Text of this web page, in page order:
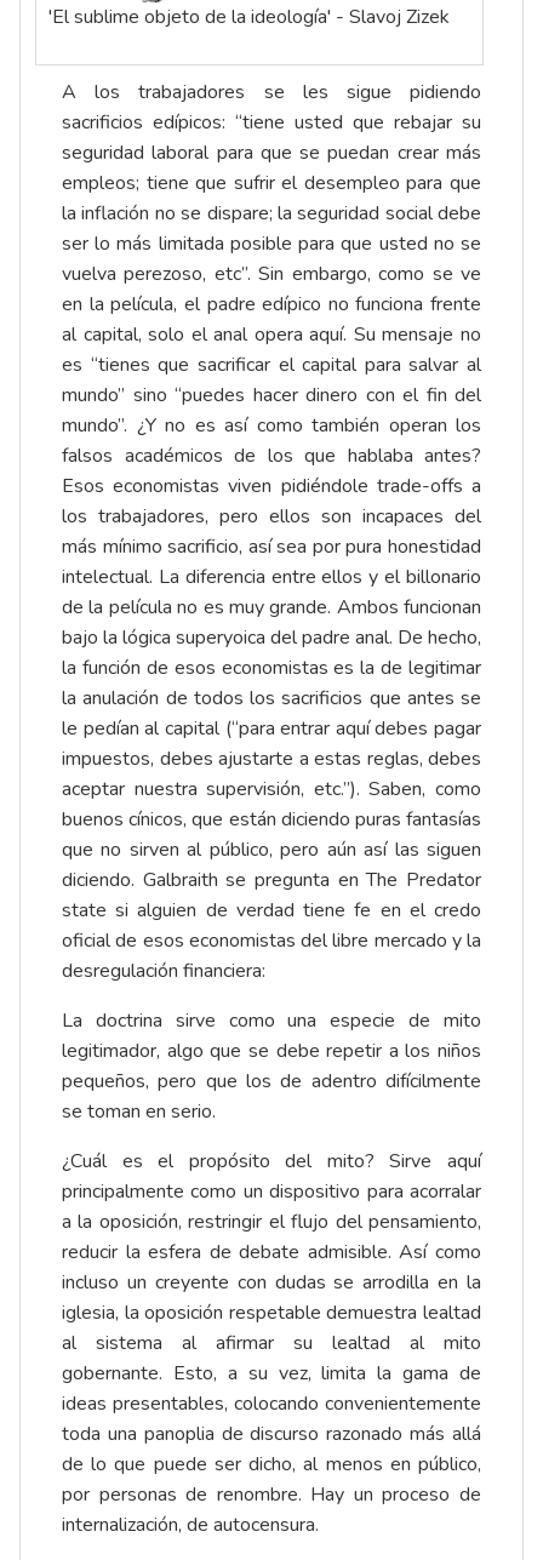
'El sublime objeto de la ideología' - Slavoj Zizek
A los trabajadores se les sigue pidiendo
sacrificios edípicos: “tiene usted que rebajar su
seguridad laboral para que se puedan crear más
empleos; tiene que sufrir el desempleo para que
la inflación no se dispare; la seguridad social debe
ser lo más limitada posible para que usted no se
vuelva perezoso, etc”. Sin embargo, como se ve
en la película, el padre edípico no funciona frente
al capital, solo el anal opera aquí. Su mensaje no
es “tienes que sacrificar el capital para salvar al
mundo” sino “puedes hacer dinero con el fin del
mundo”. ¿Y no es así como también operan los
falsos académicos de los que hablaba antes?
Esos economistas viven pidiéndole trade-offs a
los trabajadores, pero ellos son incapaces del
más mínimo sacrificio, así sea por pura honestidad
intelectual. La diferencia entre ellos y el billonario
de la película no es muy grande. Ambos funcionan
bajo la lógica superyoica del padre anal. De hecho,
la función de esos economistas es la de legitimar
la anulación de todos los sacrificios que antes se
le pedían al capital (“para entrar aquí debes pagar
impuestos, debes ajustarte a estas reglas, debes
aceptar nuestra supervisión, etc.”). Saben, como
buenos cínicos, que están diciendo puras fantasías
que no sirven al público, pero aún así las siguen
diciendo. Galbraith se pregunta en The Predator
state si alguien de verdad tiene fe en el credo
oficial de esos economistas del libre mercado y la
desregulación financiera:
La doctrina sirve como una especie de mito
legitimador, algo que se debe repetir a los niños
pequeños, pero que los de adentro difícilmente
se toman en serio.
¿Cuál es el propósito del mito? Sirve aquí
principalmente como un dispositivo para acorralar
a la oposición, restringir el flujo del pensamiento,
reducir la esfera de debate admisible. Así como
incluso un creyente con dudas se arrodilla en la
iglesia, la oposición respetable demuestra lealtad
al sistema al afirmar su lealtad al mito
gobernante. Esto, a su vez, limita la gama de
ideas presentables, colocando convenientemente
toda una panoplia de discurso razonado más allá
de lo que puede ser dicho, al menos en público,
por personas de renombre. Hay un proceso de
internalización, de autocensura.